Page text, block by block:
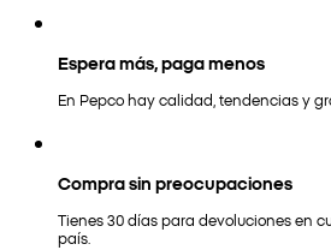
Espera más, paga menos
En Pepco hay calidad, tendencias y
Compra sin preocupaciones
Tienes 30 días para devoluciones en
país.